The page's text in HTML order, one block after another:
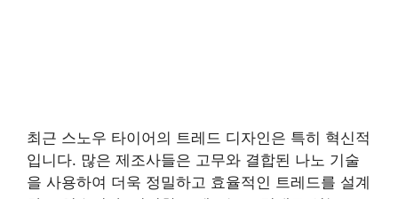
최근 스노우 타이어의 트레드 디자인은 특히 혁신적
입니다. 많은 제조사들은 고무와 결합된 나노 기술
을 사용하여 더욱 정밀하고 효율적인 트레드를 설계